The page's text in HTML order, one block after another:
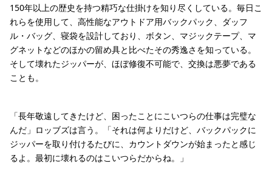
150年以上の歴史を持つ精巧な仕掛けを知り尽くしている。毎日こ
れらを使用して、高性能なアウトドア用バックパック、ダッフ
ル・バッグ、寝袋を設計しており、ボタン、マジックテープ、マ
グネットなどのほかの留め具と比べたその秀逸さを知っている。
そして壊れたジッパーが、ほぼ修復不可能で、交換は悪夢である
ことも。
「長年敬遠してきたけど、困ったことにこいつらの仕事は完璧な
んだ」ロッブズは言う。「それは何よりだけど、バックパックに
ジッパーを取り付けるたびに、カウントダウンが始まったと感じ
るよ。最初に壊れるのはこいつらだからね。」